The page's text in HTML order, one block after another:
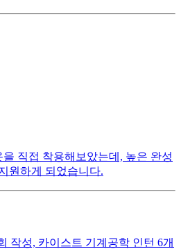
직접 착용해보았는데, 높은 완성
원하게 되었습니다.
작성, 카이스트 기계공학 인턴 6개